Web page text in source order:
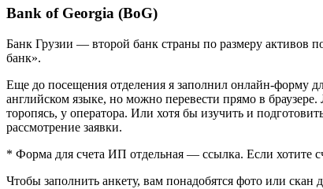
Bank of Georgia (BoG)
Банк Грузии — второй банк страны по размеру активов
банк».
Еще до посещения отделения я заполнил онлайн-форму
английском языке, но можно перевести прямо в
торопясь, у оператора. Или хотя бы изучить и
рассмотрение заявки.
* Форма для счета ИП отдельная — ссылка. Если хотите
Чтобы заполнить анкету, вам понадобятся фото или скан